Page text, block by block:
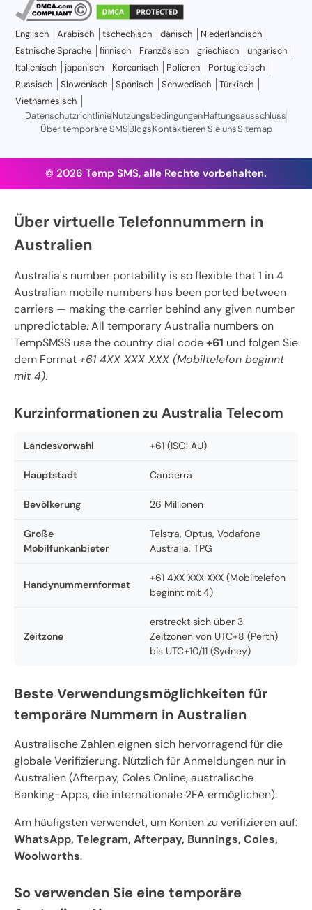
Englisch Arabisch tschechisch dänisch
Niederländisch
Estnische Sprache
finnisch Französisch griechisch
ungarisch
Italienisch
japanisch Koreanisch Polieren
Portugiesisch
Russisch
Slowenisch Spanisch Schwedisch
Türkisch
Vietnamesisch
DatenschutzrichtlinieNutzungsbedingungenHaftungsausschluss
Über temporäre SMSBlogsKontaktieren Sie unsSitemap
© 2026 Temp SMS, alle Rechte vorbehalten.
Über virtuelle Telefonnummern in
Australien
Australia's number portability is so flexible that 1 in 4
Australian mobile numbers has been ported between
carriers — making the carrier behind any given number
unpredictable. All temporary Australia numbers on
TempSMSS use the country dial code+61 und folgen Sie
dem Format+61 4XX XXX XXX (Mobiltelefon beginnt
mit 4).
Kurzinformationen zu Australia Telecom
Landesvorwahl +61 (ISO: AU)
Hauptstadt Canberra
Bevölkerung 26 Millionen
Große
Mobilfunkanbieter
Telstra, Optus, Vodafone
Australia, TPG
Handynummernformat
+61 4XX XXX XXX (Mobiltelefon
beginnt mit 4)
Zeitzone
erstreckt sich über 3
Zeitzonen von UTC+8 (Perth)
bis UTC+10/11 (Sydney)
Beste Verwendungsmöglichkeiten für
temporäre Nummern in Australien
Australische Zahlen eignen sich hervorragend für die
globale Verifizierung. Nützlich für Anmeldungen nur in
Australien (Afterpay, Coles Online, australische
Banking-Apps, die internationale 2FA ermöglichen).
Am häufigsten verwendet, um Konten zu verifizieren auf:
WhatsApp, Telegram, Afterpay, Bunnings, Coles,
Woolworths.
So verwenden Sie eine temporäre